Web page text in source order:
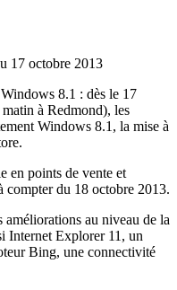
17 octobre 2013
8.1 : dès le 17
à Redmond), les
Windows 8.1, la mise à
en points de vente et
compter du 18 octobre 2013.
au niveau de la
Internet Explorer 11, un
Bing, une connectivité